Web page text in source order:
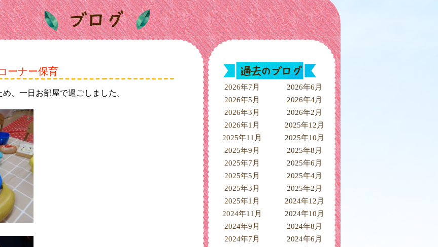
ーナー保育
、一日お部屋で過ごしました。
2026年7月
2026年6月
2026年5月
2026年4月
2026年3月
2026年2月
2026年1月
2025年12月
2025年11月
2025年10月
2025年9月
2025年8月
2025年7月
2025年6月
2025年5月
2025年4月
2025年3月
2025年2月
2025年1月
2024年12月
2024年11月
2024年10月
2024年9月
2024年8月
2024年7月
2024年6月